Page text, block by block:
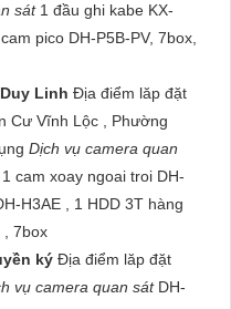
sát 1 đầu ghi kabe KX-
pico DH-P5B-PV, 7box,
Linh Địa điểm lăp đặt
Cư Vĩnh Lộc , Phường
Dịch vụ camera quan
cam xoay ngoai troi DH-
H3AE , 1 HDD 3T hàng
, 7box
ký Địa điểm lăp đặt
vụ camera quan sát DH-